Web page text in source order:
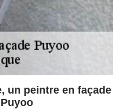
un peintre en façade